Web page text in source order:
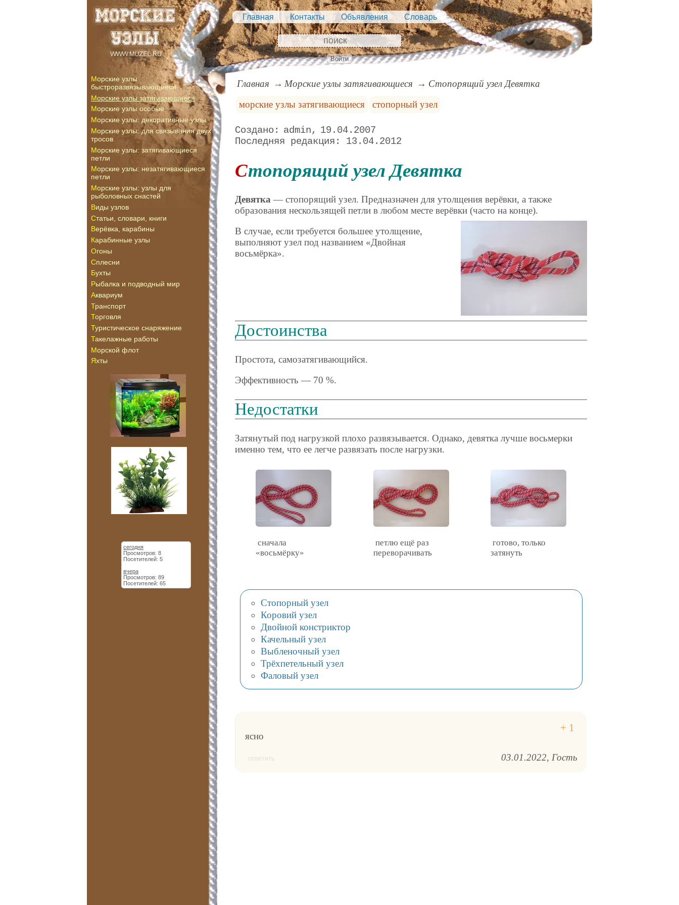
Главная Контакты Объявления Словарь
Войти
Морские узлы
быстроразвязывающиеся
Морские узлы затягивающиеся
Морские узлы особые
Морские узлы: декоративные узлы
Морские узлы: для связывания двух
тросов
Морские узлы: затягивающиеся
петли
Морские узлы: незатягивающиеся
петли
Морские узлы: узлы для
рыболовных снастей
Виды узлов
Статьи, словари, книги
Верёвка, карабины
Карабинные узлы
Огоны
Сплесни
Бухты
Рыбалка и подводный мир
Аквариум
Транспорт
Торговля
Туристическое снаряжение
Такелажные работы
Морской флот
Яхты
сегодня
Просмотров: 8
Посетителей: 5
вчера
Просмотров: 89
Посетителей: 65
Главная Морские узлы затягивающиеся
Стопорящий узел Девятка
морские узлы затягивающиеся
стопорный узел
admin
19.04.2007
13.04.2012
Стопорящий узел Девятка
Девятка — стопорящий узел. Предназначен для утолщения верёвки, а также
образования нескользящей петли в любом месте верёвки (часто на конце).
В случае, если требуется большее утолщение,
выполняют узел под названием «Двойная
восьмёрка».
Достоинства
Простота, самозатягивающийся.
Эффективность — 70 %.
Недостатки
Затянутый под нагрузкой плохо развязывается. Однако, девятка лучше восьмерки
именно тем, что ее легче развязать после нагрузки.
сначала
«восьмёрку»
петлю ещё раз
переворачивать
готово, только
затянуть
Стопорный узел
Коровий узел
Двойной констриктор
Качельный узел
Выбленочный узел
Трёхпетельный узел
Фаловый узел
ясно
ответить 03.01.2022 Гость